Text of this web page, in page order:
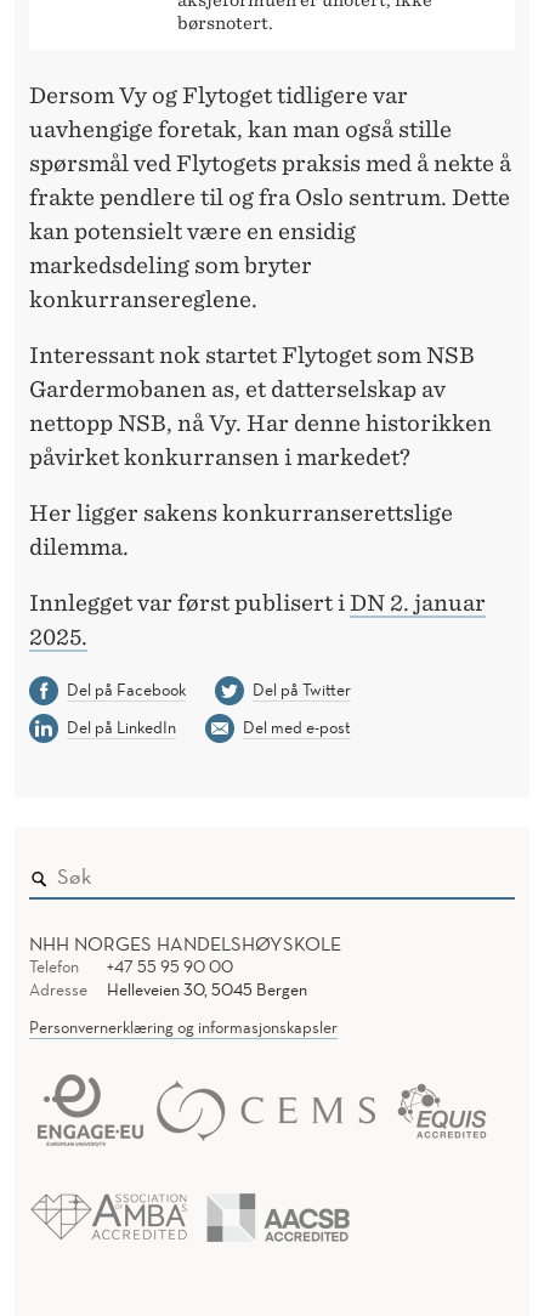
børsnotert.
Dersom Vy og Flytoget tidligere var
uavhengige foretak, kan man også stille
spørsmål ved Flytogets praksis med å nekte å
frakte pendlere til og fra Oslo sentrum. Dette
kan potensielt være en ensidig
markedsdeling som bryter
konkurransereglene.
Interessant nok startet Flytoget som NSB
Gardermobanen as, et datterselskap av
nettopp NSB, nå Vy. Har denne historikken
påvirket konkurransen i markedet?
Her ligger sakens konkurranserettslige
dilemma.
Innlegget var først publisert i DN 2. januar
2025.
Del på Facebook
Del på Twitter
Del på LinkedIn
Del med e-post
NHH NORGES HANDELSHØYSKOLE
Telefon
+47 55 95 90 00
Adresse
Helleveien 30, 5045 Bergen
Personvernerklæring og informasjonskapsler